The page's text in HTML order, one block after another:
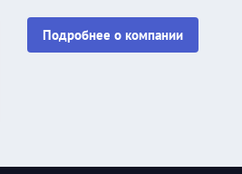
Подробнее о компании